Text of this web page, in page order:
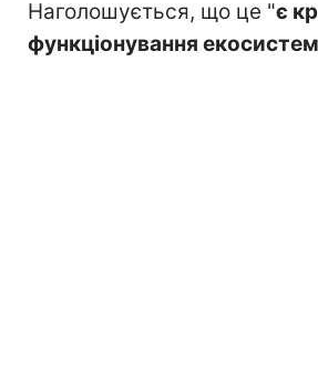
Наголошується, що це "є
функціонування